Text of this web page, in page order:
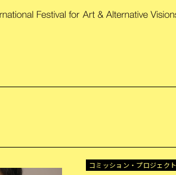
コミッション・プロジェクト